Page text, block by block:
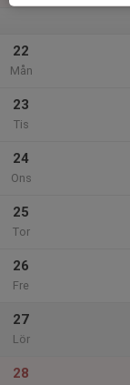
22
Mån
23
Tis
24
Ons
25
Tor
26
Fre
27
Lör
28